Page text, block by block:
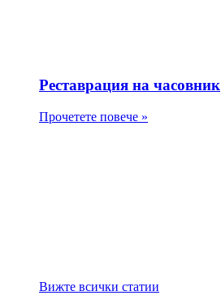
Реставрация на часовник
Прочетете повече »
Вижте всички статии